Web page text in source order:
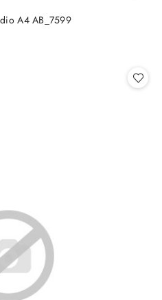
A4 AB_7599